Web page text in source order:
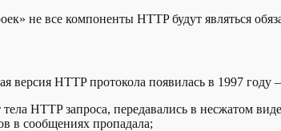
не все компоненты HTTP будут являться
версия HTTP протокола появилась в 1997
HTTP запроса, передавались в несжатом
в сообщениях пропадала;